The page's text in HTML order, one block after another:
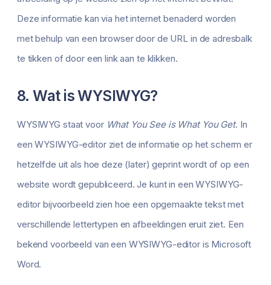
Deze informatie kan via het internet benaderd worden
met behulp van een browser door de URL in de adresbalk
te tikken of door een link aan te klikken.
8. Wat is WYSIWYG?
WYSIWYG staat voor What You See is What You Get. In
een WYSIWYG-editor ziet de informatie op het scherm er
hetzelfde uit als hoe deze (later) geprint wordt of op een
website wordt gepubliceerd. Je kunt in een WYSIWYG-
editor bijvoorbeeld zien hoe een opgemaakte tekst met
verschillende lettertypen en afbeeldingen eruit ziet. Een
bekend voorbeeld van een WYSIWYG-editor is Microsoft
Word.